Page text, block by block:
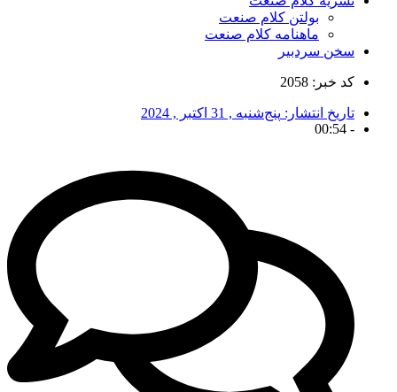
بولتن کلام صنعت
ماهنامه کلام صنعت
سخن سردبیر
کد خبر: 2058
تاریخ انتشار: پنج‌شنبه , 31 اکتبر , 2024
-
00:54